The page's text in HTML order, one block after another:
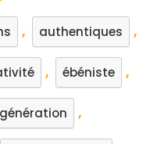
, authentiques ,
, ébéniste ,
,